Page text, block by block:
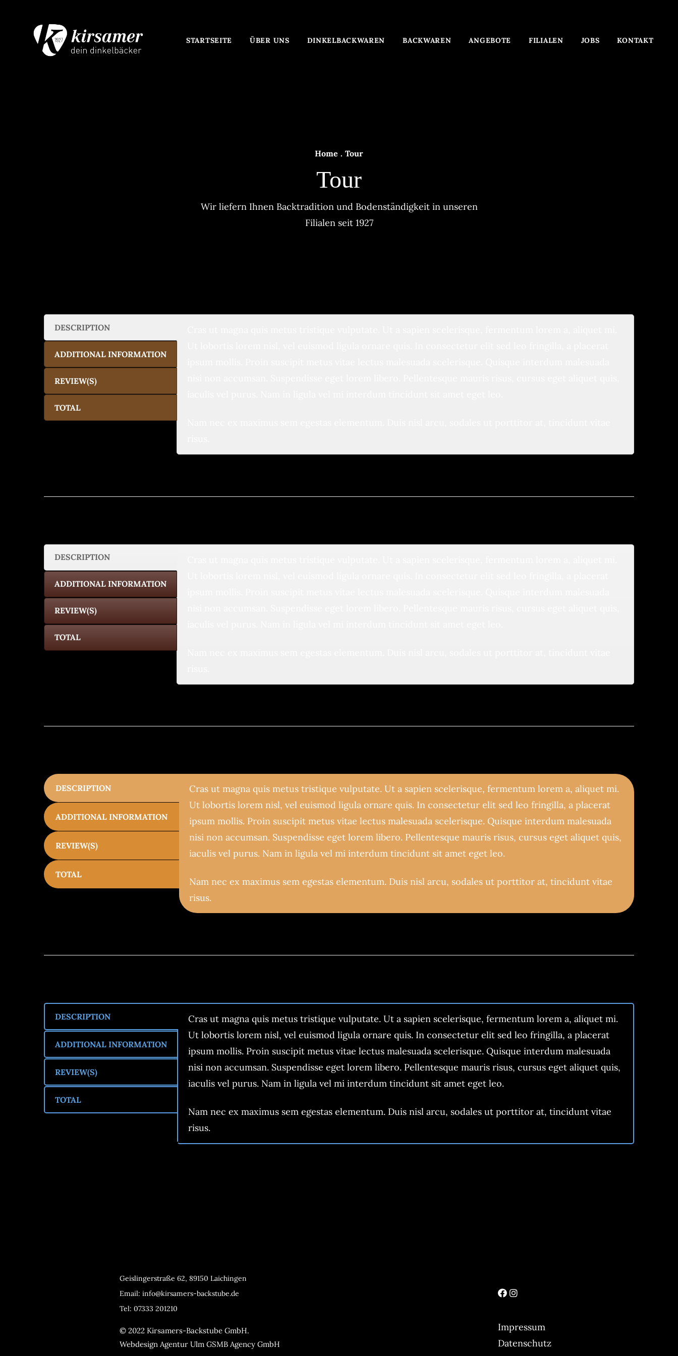
STARTSEITE ÜBER UNS DINKELBACKWAREN BACKWAREN ANGEBOTE FILIALEN JOBS KONTAKT
Home . Tour
Tour
Wir liefern Ihnen Backtradition und Bodenständigkeit in unseren
Filialen seit 1927
DESCRIPTION
ADDITIONAL INFORMATION
REVIEW(S)
TOTAL
DESCRIPTION
ADDITIONAL INFORMATION
REVIEW(S)
TOTAL
DESCRIPTION
ADDITIONAL INFORMATION
REVIEW(S)
TOTAL
Cras ut magna quis metus tristique vulputate. Ut a sapien scelerisque, fermentum lorem a, aliquet mi.
Ut lobortis lorem nisl, vel euismod ligula ornare quis. In consectetur elit sed leo fringilla, a placerat
ipsum mollis. Proin suscipit metus vitae lectus malesuada scelerisque. Quisque interdum malesuada
nisi non accumsan. Suspendisse eget lorem libero. Pellentesque mauris risus, cursus eget aliquet quis,
iaculis vel purus. Nam in ligula vel mi interdum tincidunt sit amet eget leo.
Nam nec ex maximus sem egestas elementum. Duis nisl arcu, sodales ut porttitor at, tincidunt vitae
risus.
DESCRIPTION
ADDITIONAL INFORMATION
REVIEW(S)
TOTAL
Cras ut magna quis metus tristique vulputate. Ut a sapien scelerisque, fermentum lorem a, aliquet mi.
Ut lobortis lorem nisl, vel euismod ligula ornare quis. In consectetur elit sed leo fringilla, a placerat
ipsum mollis. Proin suscipit metus vitae lectus malesuada scelerisque. Quisque interdum malesuada
nisi non accumsan. Suspendisse eget lorem libero. Pellentesque mauris risus, cursus eget aliquet quis,
iaculis vel purus. Nam in ligula vel mi interdum tincidunt sit amet eget leo.
Nam nec ex maximus sem egestas elementum. Duis nisl arcu, sodales ut porttitor at, tincidunt vitae
risus.
Geislingerstraße 62, 89150 Laichingen
Email: info@kirsamers-backstube.de
Tel: 07333 201210
© 2022 Kirsamers-Backstube GmbH.
Webdesign Agentur Ulm GSMB Agency GmbH
Impressum
Datenschutz